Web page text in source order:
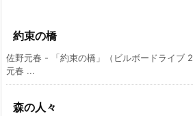
約束の橋
佐野元春 - 「約束の橋」（ビルボードライブ
元春 ...
森の人々